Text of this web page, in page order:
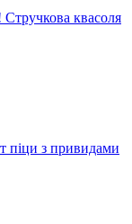
квасоля
піци з привидами